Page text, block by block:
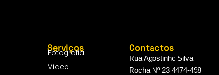
Serviços
Fotografia
Vídeo
Contactos
Rua Agostinho Silva
Rocha Nº 23 4474-498